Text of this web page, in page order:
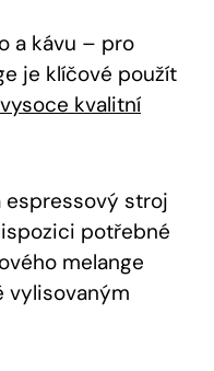
a kávu – pro‌
je klíčové⁣ použít
vysoce kvalitní
espressový‌ stroj⁣
potřebné
melange
vylisovaným⁢